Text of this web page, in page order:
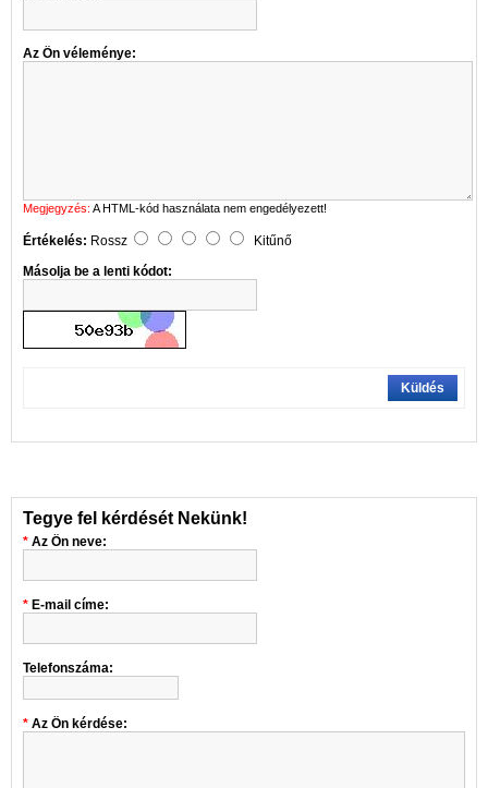
Az Ön véleménye:
Megjegyzés: A HTML-kód használata nem engedélyezett!
Értékelés: Rossz
Kitűnő
Másolja be a lenti kódot:
Küldés
Tegye fel kérdését Nekünk!
Az Ön neve:
E-mail címe:
Telefonszáma:
Az Ön kérdése: